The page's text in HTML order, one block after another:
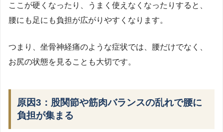
ここが硬くなったり、うまく使えなくなったりすると、
腰にも足にも負担が広がりやすくなります。
つまり、坐骨神経痛のような症状では、腰だけでなく、
お尻の状態を見ることも大切です。
原因3：股関節や筋肉バランスの乱れで腰に
負担が集まる